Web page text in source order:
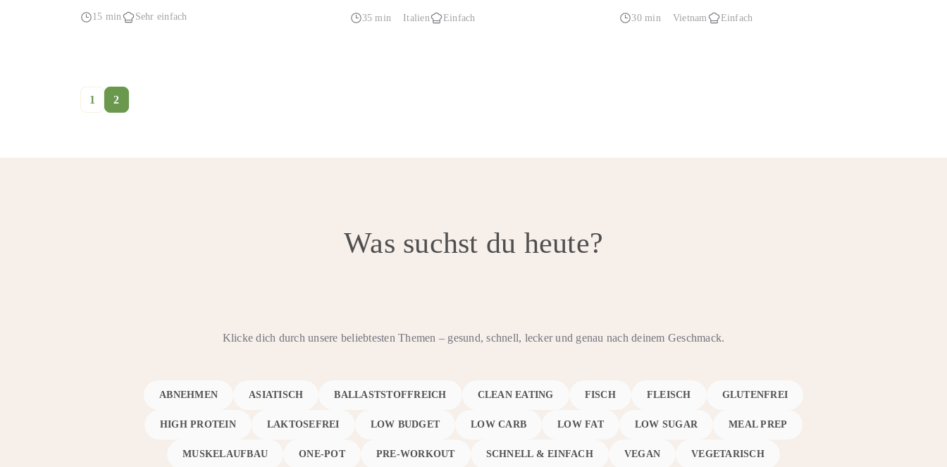
15 min Sehr einfach 35 min Italien Einfach 30 min Vietnam Einfach
1 2
Was suchst du heute?
Klicke dich durch unsere beliebtesten Themen – gesund, schnell, lecker und genau nach deinem Geschmack.
ABNEHMEN ASIATISCH BALLASTSTOFFREICH CLEAN EATING FISCH FLEISCH GLUTENFREI
HIGH PROTEIN LAKTOSEFREI LOW BUDGET LOW CARB LOW FAT LOW SUGAR MEAL PREP
MUSKELAUFBAU ONE-POT PRE-WORKOUT SCHNELL & EINFACH VEGAN VEGETARISCH